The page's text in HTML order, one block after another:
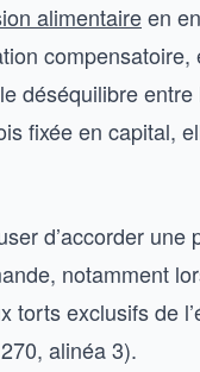
alimentaireen
compensatoire,
déséquilibre
fixée en capital,
d’accorder une
notamment
torts exclusifs de
alinéa 3).